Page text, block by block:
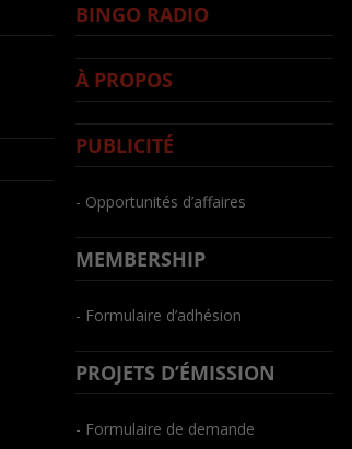
BINGO RADIO
À PROPOS
PUBLICITÉ
- Opportunités d’affaires
MEMBERSHIP
- Formulaire d’adhésion
PROJETS D’ÉMISSION
- Formulaire de demande